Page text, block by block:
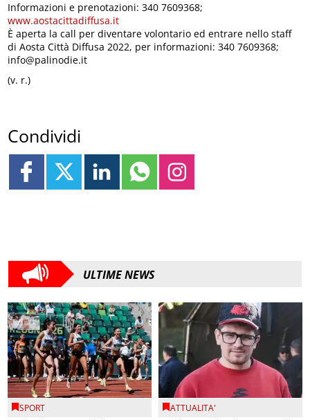
Informazioni e prenotazioni: 340 7609368;
www.aostacittadiffusa.it
È aperta la call per diventare volontario ed entrare nello staff
di Aosta Città Diffusa 2022, per informazioni: 340 7609368;
info@palinodie.it
(v. r.)
Condividi
ULTIME NEWS
SPORT ATTUALITA'